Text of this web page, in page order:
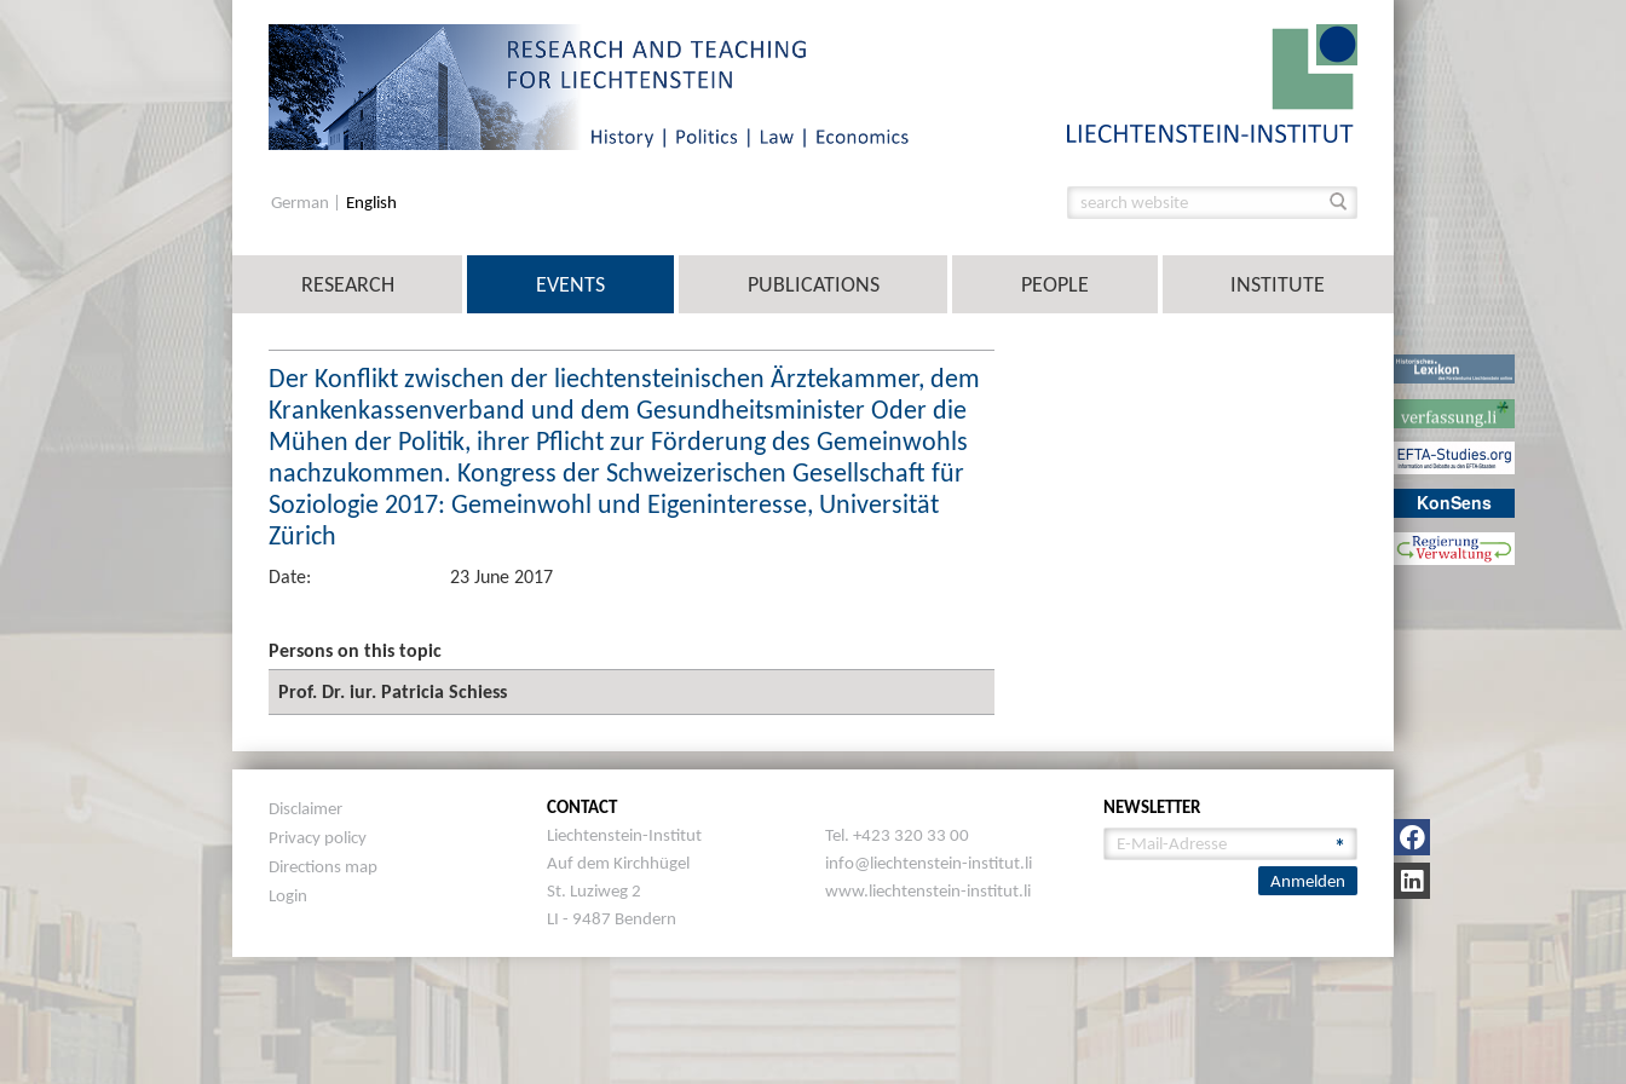
KonSens
German English
RESEARCH EVENTS PUBLICATIONS PEOPLE INSTITUTE
Der Konflikt zwischen der liechtensteinischen Ärztekammer, dem
Krankenkassenverband und dem Gesundheitsminister Oder die
Mühen der Politik, ihrer Pflicht zur Förderung des Gemeinwohls
nachzukommen. Kongress der Schweizerischen Gesellschaft für
Soziologie 2017: Gemeinwohl und Eigeninteresse, Universität
Zürich
Date: 23 June 2017
Persons on this topic
Prof. Dr. iur. Patricia Schiess
Disclaimer
Privacy policy
Directions map
Login
CONTACT
Liechtenstein-Institut
Auf dem Kirchhügel
St. Luziweg 2
LI - 9487 Bendern
Tel. +423 320 33 00
info@liechtenstein-institut.li
www.liechtenstein-institut.li
NEWSLETTER